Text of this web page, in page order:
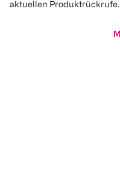
aktuellen Produktrückrufe.